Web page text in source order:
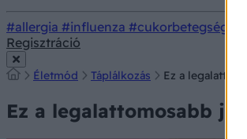
#allergia #influenza #cukorbetegség
Regisztráció
Életmód Táplálkozás Ez a
Ez a legalattomosabb